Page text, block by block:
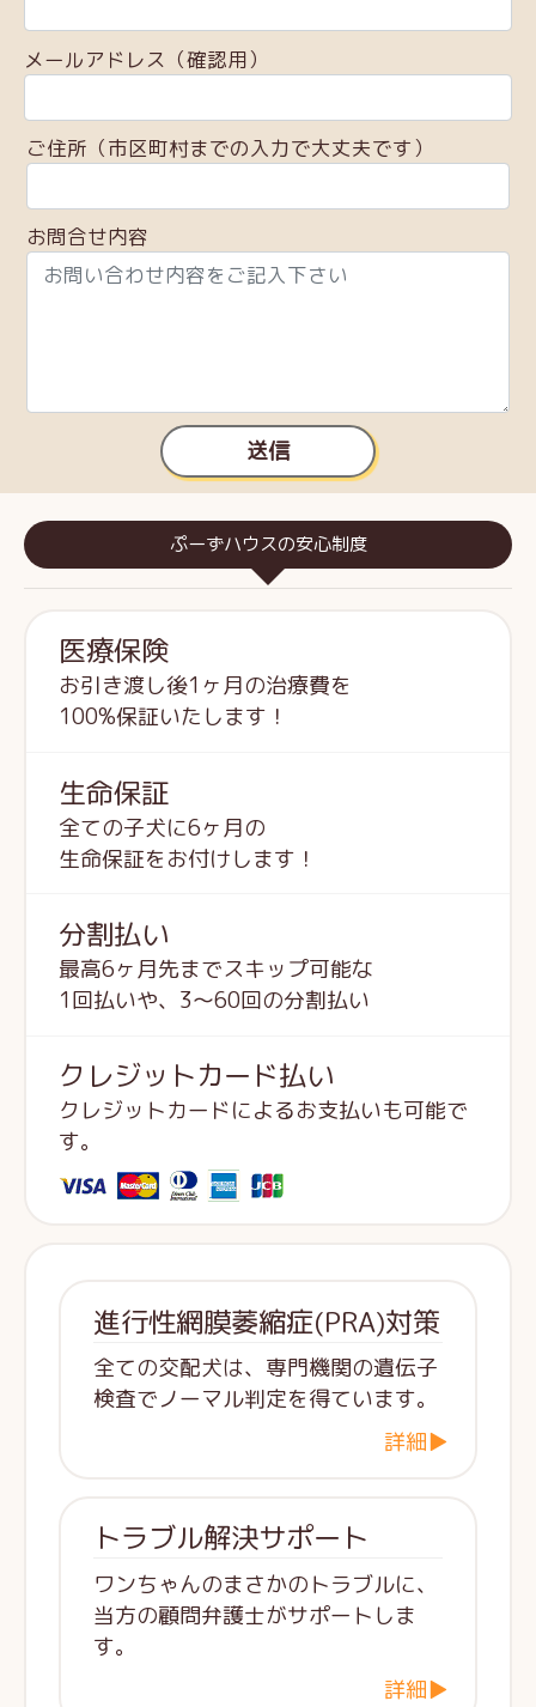
メールアドレス（確認用）
ご住所（市区町村までの入力で大丈夫です）
お問合せ内容
送信
ぷーずハウスの安心制度
医療保険
お引き渡し後1ヶ月の治療費を
100%保証いたします！
生命保証
全ての子犬に6ヶ月の
生命保証をお付けします！
分割払い
最高6ヶ月先までスキップ可能な
1回払いや、3～60回の分割払い
クレジットカード払い
クレジットカードによるお支払いも可能で
す。
進行性網膜萎縮症(PRA)対策
全ての交配犬は、専門機関の遺伝子
検査でノーマル判定を得ています。
詳細▶
トラブル解決サポート
ワンちゃんのまさかのトラブルに、
当方の顧問弁護士がサポートしま
す。
詳細▶